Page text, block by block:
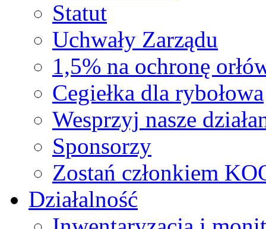
Statut
Uchwały Zarządu
1,5% na ochronę
Cegiełka dla rybołowa
Wesprzyj nasze
Sponsorzy
Zostań członkiem
Działalność